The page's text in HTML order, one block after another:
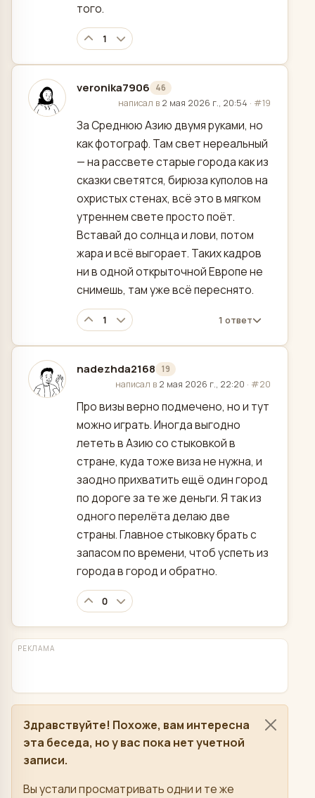
того.
1
veronika7906 46
отредактировано
написал в 2 мая 2026 г., 20:54 · #19
За Среднюю Азию двумя руками, но
как фотограф. Там свет нереальный
— на рассвете старые города как из
сказки светятся, бирюза куполов на
охристых стенах, всё это в мягком
утреннем свете просто поёт.
Вставай до солнца и лови, потом
жара и всё выгорает. Таких кадров
ни в одной открыточной Европе не
снимешь, там уже всё переснято.
1 1 ответ
nadezhda2168 19
отредактировано
написал в 2 мая 2026 г., 22:20 · #20
Про визы верно подмечено, но и тут
можно играть. Иногда выгодно
лететь в Азию со стыковкой в
стране, куда тоже виза не нужна, и
заодно прихватить ещё один город
по дороге за те же деньги. Я так из
одного перелёта делаю две
страны. Главное стыковку брать с
запасом по времени, чтоб успеть из
города в город и обратно.
0
РЕКЛАМА
Здравствуйте! Похоже, вам интересна
эта беседа, но у вас пока нет учетной
записи.
Вы устали просматривать одни и те же